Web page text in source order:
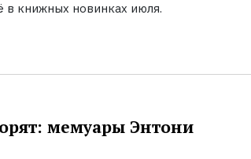
в книжных новинках июля.
мемуары Энтони